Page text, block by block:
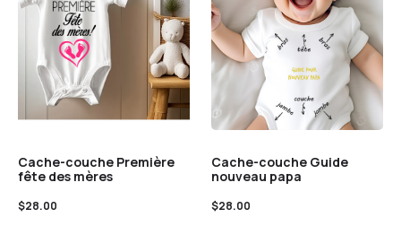
Cache-couche Première
fête des mères
$28.00
Cache-couche Guide
nouveau papa
$28.00